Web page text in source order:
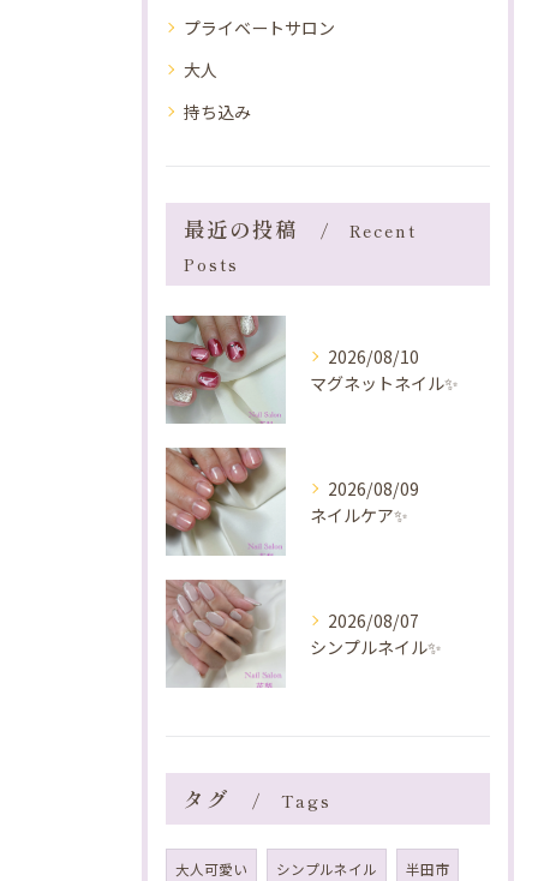
プライベートサロン
大人
持ち込み
最近の投稿
Recent
Posts
2026/08/10
マグネットネイル✨️
2026/08/09
ネイルケア✨️
2026/08/07
シンプルネイル✨️
タグ Tags
大人可愛い シンプルネイル 半田市